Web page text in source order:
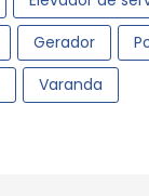
Gerador
Varanda